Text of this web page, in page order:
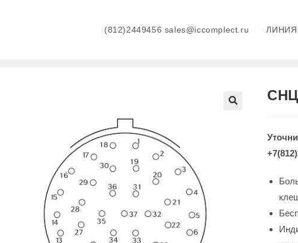
(812)2449456 sales@iccomplect.ru